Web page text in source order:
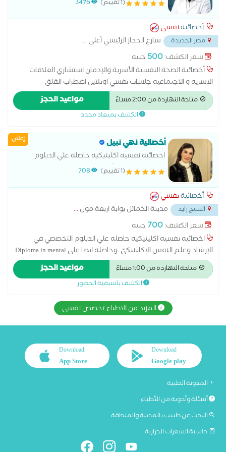
(1 تقييم) 3476
أخصائيةنفسي
مصر الجديدة شارع الحجاز الرئيسي أعلى...
سعر الكشف:500 جنيه
أخصائية الصحة النفسية الأسرية والإدمان استشاري العلاقات
الاسريه و الاجتماعيه جلسات نفسي اونلاين اضطراب القلق
الاضطرابات النفسية اضطراب الوسواس القهري الاضطراب ثنائي
القطب الاضطرابات السلوكية والوجدانية المشاكل الزوجية والأسرية
جلسات علاج نفسي طب نفسى الأطفال علاج الأمراض النفسية
إدمان المخدرات والخمور
متاحة النهاردة من 2:00 مساءً مواعيد الحجز
الكشف بميعاد محدد
إعلان أخصائية نهي نبيل
اخصائيه نفسيه اكلينيكيه حاصله علي الدبلوم
التخصصي في الإرشاد وعلم النفس الإكلينيكيّ.
educational conseling From The American university
of science Faculty of medical
(1 تقييم) 708
أخصائيةنفسي
الشيخ زايد مدينة الخمائل بوابة اربعة مول...
سعر الكشف:700 جنيه
اخصائيه نفسيه اكلينيكيه حاصله علي الدبلوم التخصصي في
الإرشاد وعلم النفس الإكلينيكيّ. وحاصله ايضا علي Diploma in mental
health and educational conseling From The American university of
science Faculty of medical health عضو الجمعيه المصريه للعلاج
متاحة النهاردة من 1:00 مساءً مواعيد الحجز
الكشف باسبقية الحضور
المزيد من الاطباء تخصص نفسي
Download
Google play
Download
App Store
المدونة الطبية
أسئلة وأجوبة من الأطباء
البحث عن طبيب بالمدينة والمنطقة
حاسبة السعرات الحرارية